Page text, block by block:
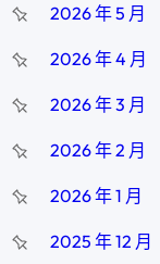
2026 年 5 月
2026 年 4 月
2026 年 3 月
2026 年 2 月
2026 年 1 月
2025 年 12 月